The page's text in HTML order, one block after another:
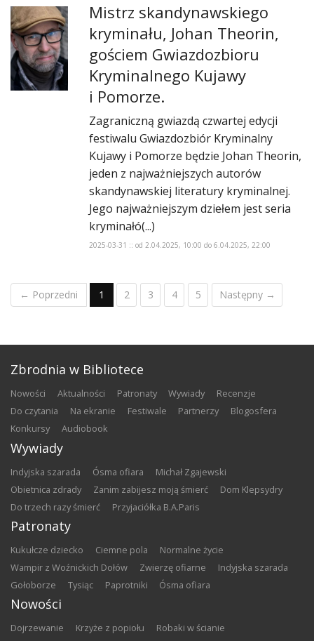
Mistrz skandynawskiego
kryminału, Johan Theorin,
gościem Gwiazdozbioru
Kryminalnego Kujawy
i Pomorze.
Zagraniczną gwiazdą czwartej edycji
festiwalu Gwiazdozbiór Kryminalny
Kujawy i Pomorze będzie Johan Theorin,
jeden z najważniejszych autorów
skandynawskiej literatury kryminalnej.
Jego najważniejszym dziełem jest seria
kryminałó(...)
2025-03-31 :: od 2.04.2025, 10:00 do 6.04.2025, 22:00
← Poprzedni 1 2 3 4 5 Następny →
Zbrodnia w Bibliotece
nowości aktualności patronaty wywiady
recenzje
do czytania
na ekranie festiwale partnerzy
blogosfera
konkursy
audiobook
Wywiady
Indyjska szarada Ósma ofiara
Michał Zgajewski
Obietnica zdrady
Zanim zabijesz moją śmierć
Dom Klepsydry
Do trzech razy śmierć
Przyjaciółka B.A.Paris
Patronaty
Kukułcze dziecko Ciemne pola
Normalne życie
Wampir z Woźnickich Dołów
Zwierzę ofiarne
Indyjska szarada
Gołoborze
Tysiąc Paprotniki Ósma ofiara
Nowości
Dojrzewanie Krzyże z popiołu
Robaki w ścianie